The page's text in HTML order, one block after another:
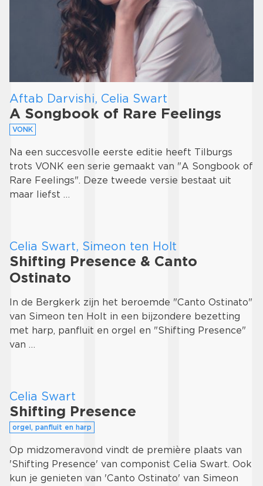
Aftab Darvishi, Celia Swart
A Songbook of Rare Feelings
VONK
Na een succesvolle eerste editie heeft Tilburgs
trots VONK een serie gemaakt van "A Songbook of
Rare Feelings". Deze tweede versie bestaat uit
maar liefst …
Celia Swart, Simeon ten Holt
Shifting Presence & Canto
Ostinato
In de Bergkerk zijn het beroemde "Canto Ostinato"
van Simeon ten Holt in een bijzondere bezetting
met harp, panfluit en orgel en "Shifting Presence"
van …
Celia Swart
Shifting Presence
orgel, panfluit en harp
Op midzomeravond vindt de première plaats van
'Shifting Presence' van componist Celia Swart. Ook
kun je genieten van 'Canto Ostinato' van Simeon